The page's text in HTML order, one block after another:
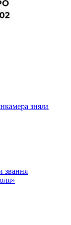
зняла
звання